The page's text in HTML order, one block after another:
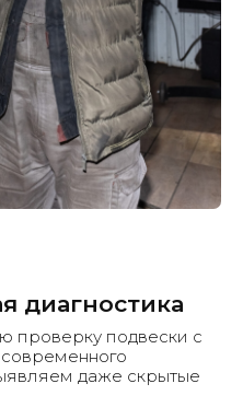
диагностика
проверку подвески с
даже скрытые